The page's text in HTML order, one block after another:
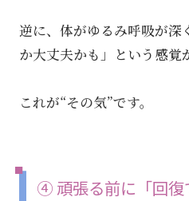
逆に、体がゆるみ呼吸が深
か大丈夫かも」という感覚
これが“その気”です。
④ 頑張る前に「回復